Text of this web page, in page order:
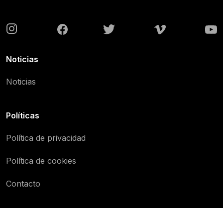
Noticias
Noticias
Políticas
Política de privacidad
Política de cookies
Contacto